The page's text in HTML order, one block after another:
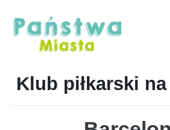
Klub piłkarski na